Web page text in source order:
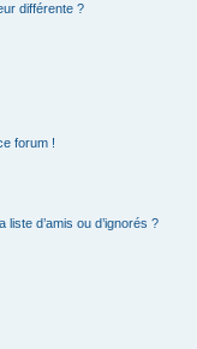
différente ?
forum !
d’amis ou d’ignorés ?